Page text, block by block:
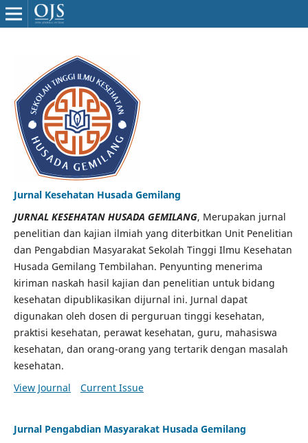
Jurnal Kesehatan Husada Gemilang
JURNAL KESEHATAN HUSADA GEMILANG, Merupakan jurnal
penelitian dan kajian ilmiah yang diterbitkan Unit Penelitian
dan Pengabdian Masyarakat Sekolah Tinggi Ilmu Kesehatan
Husada Gemilang Tembilahan. Penyunting menerima
kiriman naskah hasil kajian dan penelitian untuk bidang
kesehatan dipublikasikan dijurnal ini. Jurnal dapat
digunakan oleh dosen di perguruan tinggi kesehatan,
praktisi kesehatan, perawat kesehatan, guru, mahasiswa
kesehatan, dan orang-orang yang tertarik dengan masalah
kesehatan.
View Journal
Current Issue
Jurnal Pengabdian Masyarakat Husada Gemilang